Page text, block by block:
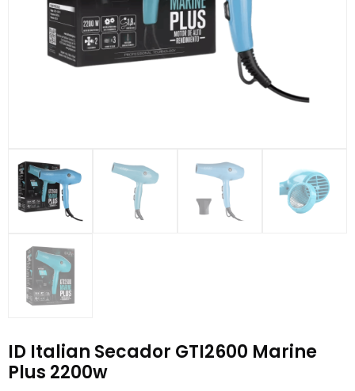
ID Italian Secador GTI2600 Marine
Plus 2200w